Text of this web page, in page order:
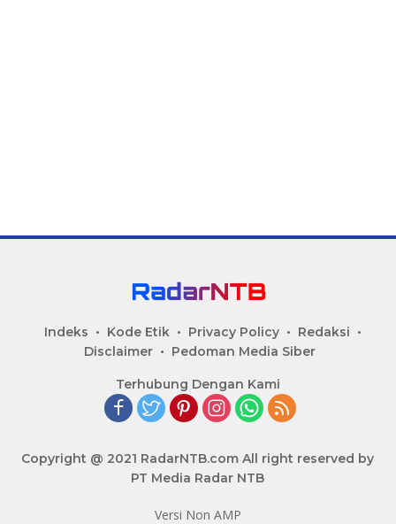
Indeks Kode Etik Privacy Policy
Redaksi
Disclaimer
Pedoman Media Siber
Terhubung Dengan Kami
Copyright @ 2021 RadarNTB.com All right reserved by
PT Media Radar NTB
Versi Non AMP